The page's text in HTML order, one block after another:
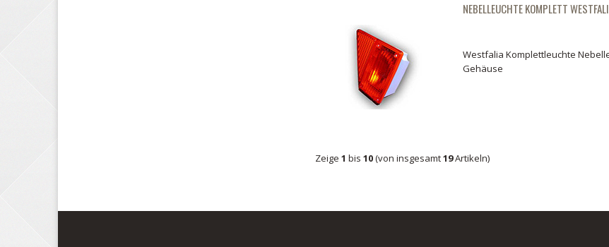
NEBELLEUCHTE KOMPLETT
Westfalia Komplettleuchte
Gehäuse
Zeige 1 bis 10(von insgesamt19Artikeln)